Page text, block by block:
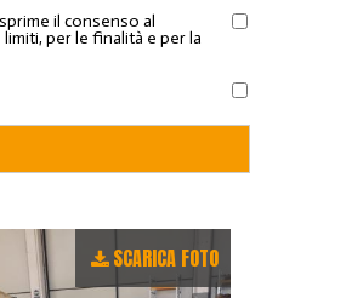
il consenso al
per le finalità e per la
SCARICA FOTO